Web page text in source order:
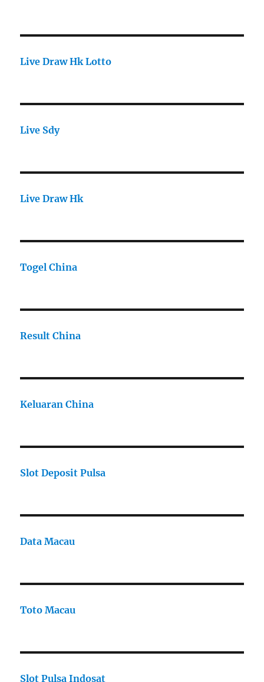
Live Draw Hk Lotto
Live Sdy
Live Draw Hk
Togel China
Result China
Keluaran China
Slot Deposit Pulsa
Data Macau
Toto Macau
Slot Pulsa Indosat